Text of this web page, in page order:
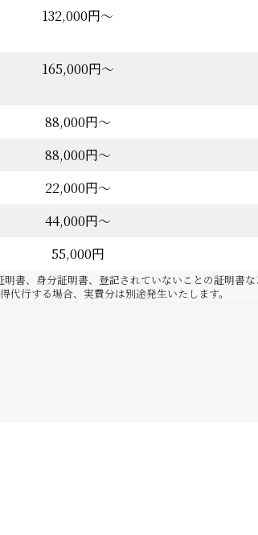
132,000円～
165,000円～
88,000円～
88,000円～
22,000円〜
44,000円～
55,000円
書、身分証明書、登記されていないことの証明書
代行する場合、実費分は別途発生いたします。